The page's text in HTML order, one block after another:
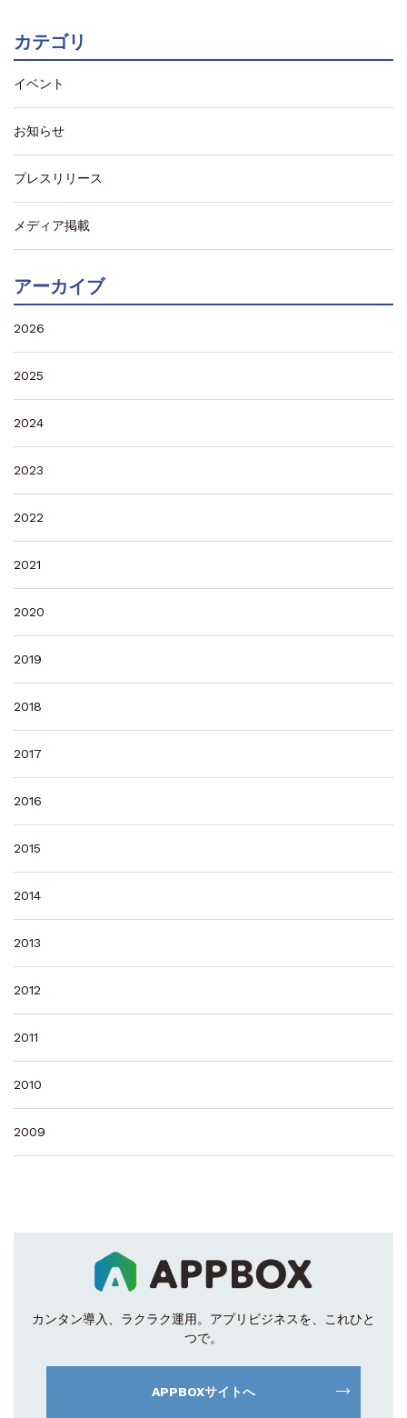
カテゴリ
イベント
お知らせ
プレスリリース
メディア掲載
アーカイブ
2026
2025
2024
2023
2022
2021
2020
2019
2018
2017
2016
2015
2014
2013
2012
2011
2010
2009
カンタン導入、ラクラク運用。 アプリビジネスを、これひと
つで。
APPBOXサイトへ